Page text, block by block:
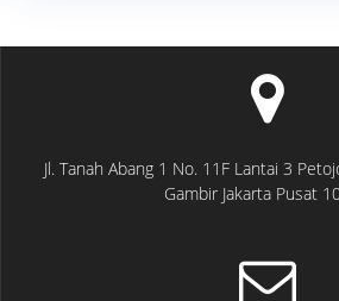
Jl. Tanah Abang 1 No. 11F Lantai 3
Gambir Jakarta Pusat